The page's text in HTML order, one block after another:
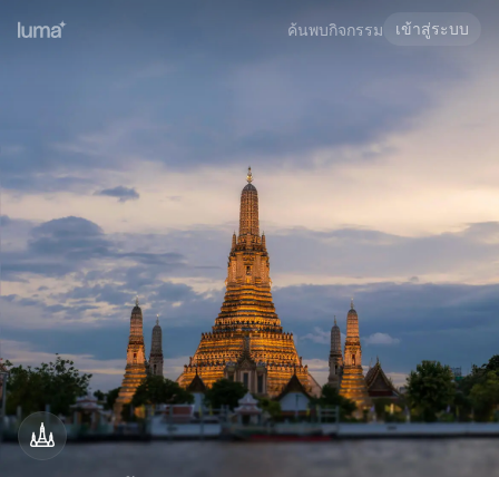
ค้นพบกิจกรรม เข้าสู่ระบบ